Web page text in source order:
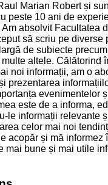
Marian Robert și
peste 10 ani de
absolvit Facultatea
să scriu pe diverse
de subiecte
altele. Călătorind
noi informații, am o
prezentarea
evenimentelor
este de a informa,
le informații relevante
celor mai noi
acopăr și mă informez
mai bune și mai utile